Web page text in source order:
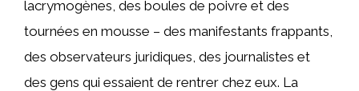
lacrymogènes, des boules de poivre et des
tournées en mousse – des manifestants frappants,
des observateurs juridiques, des journalistes et
des gens qui essaient de rentrer chez eux. La